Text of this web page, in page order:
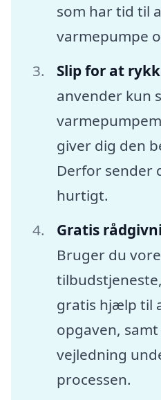
som har tid til
varmepumpe
Slip for at
anvender kun
giver dig den
Derfor sender
hurtigt.
Gratis
Bruger du
gratis hjælp til
opgaven,
vejledning
processen.